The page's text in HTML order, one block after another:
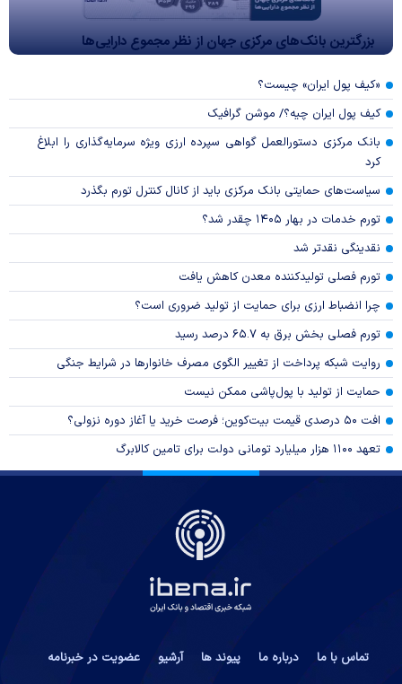
بزرگترین بانک‌های مرکزی جهان از نظر مجموع دارایی‌ها
«کیف پول ایران» چیست؟
کیف پول ایران چیه؟/ موشن گرافیک
بانک مرکزی دستورالعمل گواهی سپرده ارزی ویژه سرمایه‌گذاری را ابلاغ
کرد
سیاست‌های حمایتی بانک مرکزی باید از کانال کنترل تورم بگذرد
تورم خدمات در بهار ۱۴۰۵ چقدر شد؟
نقدینگی نقدتر شد
تورم فصلی تولیدکننده معدن کاهش یافت
چرا انضباط ارزی برای حمایت از تولید ضروری است؟
تورم فصلی بخش برق به ۶۵.۷ درصد رسید
روایت شبکه پرداخت از تغییر الگوی مصرف خانوار‌ها در شرایط جنگی
حمایت از تولید با پول‌پاشی ممکن نیست
افت ۵۰ درصدی قیمت بیت‌کوین؛ فرصت خرید یا آغاز دوره نزولی؟
تعهد ۱۱۰۰ هزار میلیارد تومانی دولت برای تامین کالابرگ
تماس با ما درباره ما پیوند ها آرشیو عضویت در خبرنامه